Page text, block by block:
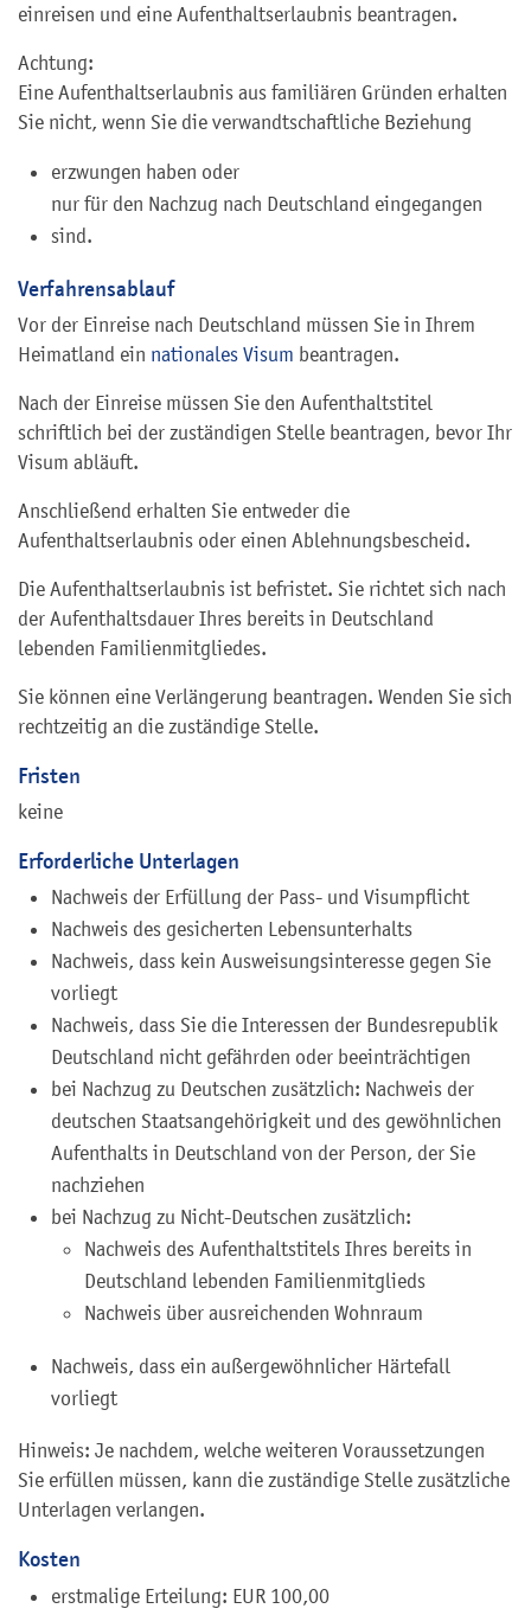
einreisen und eine Aufenthaltserlaubnis beantragen.
Achtung:
Eine Aufenthaltserlaubnis aus familiären Gründen erhalten
Sie nicht, wenn Sie die verwandtschaftliche Beziehung
erzwungen haben oder
nur für den Nachzug nach Deutschland eingegangen
sind.
Verfahrensablauf
Vor der Einreise nach Deutschland müssen Sie in Ihrem
Heimatland ein nationales Visum beantragen.
Nach der Einreise müssen Sie den Aufenthaltstitel
schriftlich bei der zuständigen Stelle beantragen, bevor Ihr
Visum abläuft.
Anschließend erhalten Sie entweder die
Aufenthaltserlaubnis oder einen Ablehnungsbescheid.
Die Aufenthaltserlaubnis ist befristet. Sie richtet sich nach
der Aufenthaltsdauer Ihres bereits in Deutschland
lebenden Familienmitgliedes.
Sie können eine Verlängerung beantragen. Wenden Sie sich
rechtzeitig an die zuständige Stelle.
Fristen
keine
Erforderliche Unterlagen
Nachweis der Erfüllung der Pass- und Visumpflicht
Nachweis des gesicherten Lebensunterhalts
Nachweis, dass kein Ausweisungsinteresse gegen Sie
vorliegt
Nachweis, dass Sie die Interessen der Bundesrepublik
Deutschland nicht gefährden oder beeinträchtigen
bei Nachzug zu Deutschen zusätzlich: Nachweis der
deutschen Staatsangehörigkeit und des gewöhnlichen
Aufenthalts in Deutschland von der Person, der Sie
nachziehen
bei Nachzug zu Nicht-Deutschen zusätzlich:
Nachweis des Aufenthaltstitels Ihres bereits in
Deutschland lebenden Familienmitglieds
Nachweis über ausreichenden Wohnraum
Nachweis, dass ein außergewöhnlicher Härtefall
vorliegt
Hinweis: Je nachdem, welche weiteren Voraussetzungen
Sie erfüllen müssen, kann die zuständige Stelle zusätzliche
Unterlagen verlangen.
Kosten
erstmalige Erteilung: EUR 100,00